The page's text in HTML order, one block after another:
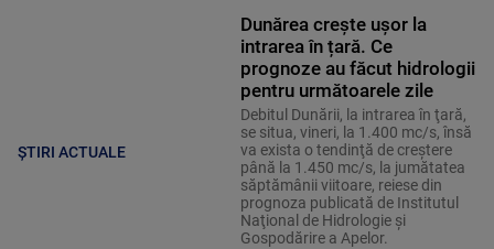
ȘTIRI ACTUALE
Dunărea crește ușor la
intrarea în țară. Ce
prognoze au făcut hidrologii
pentru următoarele zile
Debitul Dunării, la intrarea în ţară,
se situa, vineri, la 1.400 mc/s, însă
va exista o tendinţă de creştere
până la 1.450 mc/s, la jumătatea
săptămânii viitoare, reiese din
prognoza publicată de Institutul
Naţional de Hidrologie şi
Gospodărire a Apelor.